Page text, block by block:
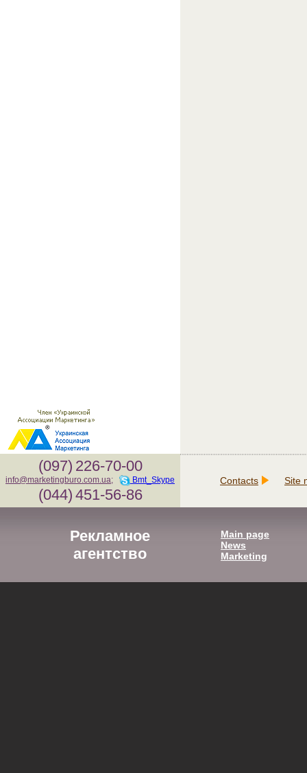
(097) 226-70-00
info@marketingburo.com.ua; Bmt_Skype
(044) 451-56-86
Contacts Site
Рекламное
агентство
Main page
News
Marketing